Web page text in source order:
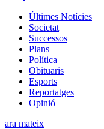
Últimes Notícies
Societat
Successos
Plans
Política
Obituaris
Esports
Reportatges
Opinió
ara mateix